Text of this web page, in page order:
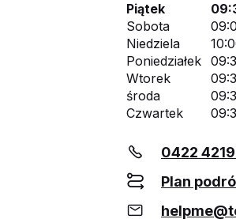
Piątek
Sobota
Niedziela
Poniedziałek
Wtorek
środa
Czwartek
0422
Plan